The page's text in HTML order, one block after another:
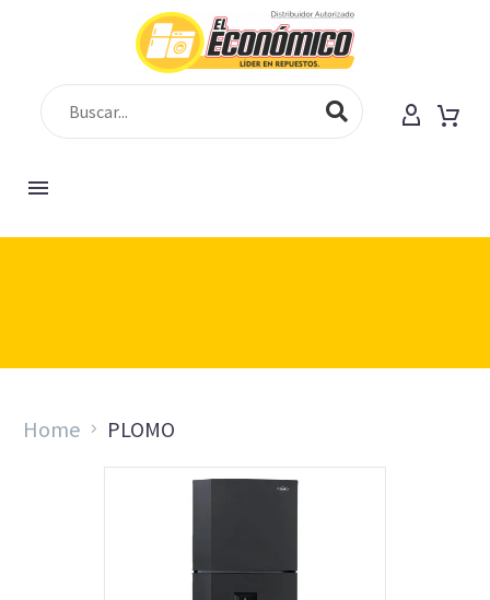
container="1" background_image="225"
[gem_divider margin_top="18"][vc_column_text
!important;}"]
TITLE
[/vc_column_text][gem_divider margin_top="40"]
Home PLOMO